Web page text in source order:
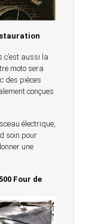
c’est aussi la
moto sera
des pièces
conçues
électrique,
soin pour
une
Four de